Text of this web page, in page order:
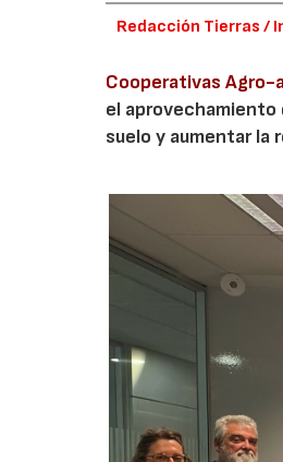
Redacción Tierras /
Cooperativas Agro-
el aprovechamiento
suelo y aumentar la